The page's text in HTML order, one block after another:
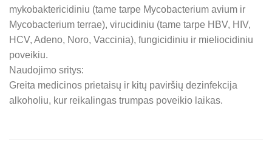
mykobaktericidiniu (tame tarpe Mycobacterium avium ir
Mycobacterium terrae), virucidiniu (tame tarpe HBV, HIV,
HCV, Adeno, Noro, Vaccinia), fungicidiniu ir mieliocidiniu
poveikiu.
Naudojimo sritys:
Greita medicinos prietaisų ir kitų paviršių dezinfekcija
alkoholiu, kur reikalingas trumpas poveikio laikas.